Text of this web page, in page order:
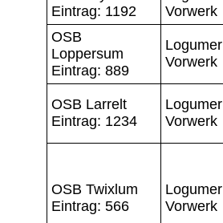
Eintrag: 1192
Vorwerk
OSB
Loppersum
Eintrag: 889
Logumer
Vorwerk
OSB Larrelt
Eintrag: 1234
Logumer
Vorwerk
OSB Twixlum
Eintrag: 566
Logumer
Vorwerk